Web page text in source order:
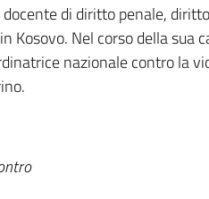
di diritto penale,
Kosovo. Nel corso della
nazionale contro la